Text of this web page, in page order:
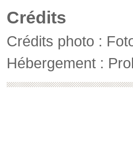
Crédits
Crédits photo :
Hébergement :